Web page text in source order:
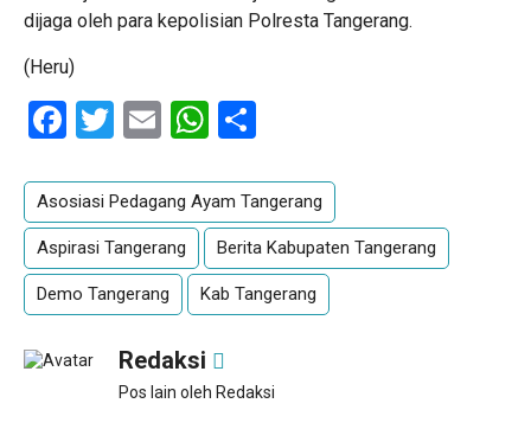
dijaga oleh para kepolisian Polresta Tangerang.
(Heru)
Facebook
Twitter
EmailWhatsApp
Asosiasi Pedagang Ayam Tangerang
Aspirasi Tangerang Berita Kabupaten Tangerang
Demo Tangerang Kab Tangerang
Redaksi
Pos lain oleh Redaksi